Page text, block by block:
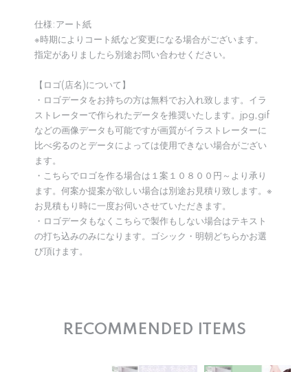
仕様:アート紙
※時期によりコート紙など変更になる場合がございます。
指定がありましたら別途お問い合わせください。
【ロゴ(店名)について】
・ロゴデータをお持ちの方は無料でお入れ致します。イラ
ストレーターで作られたデータを推奨いたします。jpg,gif
などの画像データも可能ですが画質がイラストレーターに
比べ劣るのとデータによっては使用できない場合がござい
ます。
・こちらでロゴを作る場合は１案１０８００円～より承り
ます。何案か提案が欲しい場合は別途お見積り致します。※
お見積もり時に一度お伺いさせていただきます。
・ロゴデータもなくこちらで製作もしない場合はテキスト
の打ち込みのみになります。ゴシック・明朝どちらかお選
び頂けます。
RECOMMENDED ITEMS